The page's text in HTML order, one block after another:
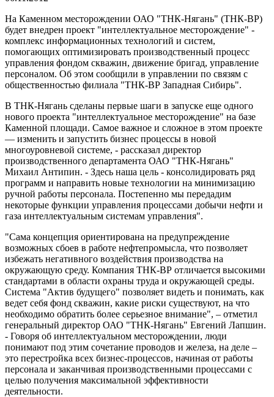
На Каменном месторождении ОАО "ТНК-Нягань" (ТНК-ВР)
будет внедрен проект "интеллектуальное месторождение" -
комплекс информационных технологий и систем,
помогающих оптимизировать производственный процесс
управления фондом скважин, движение бригад, управление
персоналом. Об этом сообщили в управлении по связям с
общественностью филиала "ТНК-ВР Западная Сибирь".
В ТНК-Нягань сделаны первые шаги в запуске еще одного
нового проекта "интеллектуальное месторождение" на базе
Каменной площади. Самое важное и сложное в этом проекте
— изменить и запустить бизнес процессы в новой
многоуровневой системе, - рассказал директор
производственного департамента ОАО "ТНК-Нягань"
Михаил Антипин. - Здесь наша цель - консолидировать ряд
программ и направить новые технологии на минимизацию
ручной работы персонала. Постепенно мы передадим
некоторые функции управления процессами добычи нефти и
газа интеллектуальным системам управления".
"Сама концепция ориентирована на предупреждение
возможных сбоев в работе нефтепромысла, что позволяет
избежать негативного воздействия производства на
окружающую среду. Компания ТНК-ВР отличается высокими
стандартами в области охраны труда и окружающей среды.
Система "Актив будущего" позволяет видеть и понимать, как
ведет себя фонд скважин, какие риски существуют, на что
необходимо обратить более серьезное внимание", – отметил
генеральный директор ОАО "ТНК-Нягань" Евгений Лапшин.
- Говоря об интеллектуальном месторождении, люди
понимают под этим сочетание проводов и железа, на деле –
это перестройка всех бизнес-процессов, начиная от работы
персонала и заканчивая производственными процессами с
целью получения максимальной эффективности
деятельности.